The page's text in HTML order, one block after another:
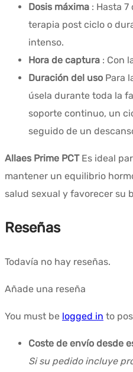
Dosis máxima : Hasta
terapia post ciclo o
intenso.
Hora de captura : Con
Duración del uso Para
úsela durante toda la
soporte continuo, un
seguido de un
Allaes Prime PCTEs ideal
mantener un equilibrio
salud sexual y favorecer su
Reseñas
Todavía no hay reseñas.
Añade una reseña
You must be logged in to
Coste de envío desde
Si su pedido incluye